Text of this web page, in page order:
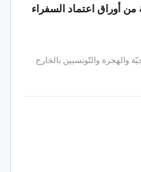
أوراق اعتماد السفراء
والهجرة والتّونسيين بالخارج